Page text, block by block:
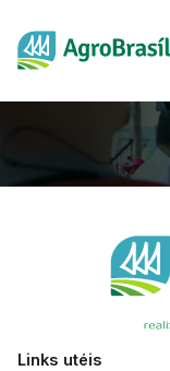
Links utéis